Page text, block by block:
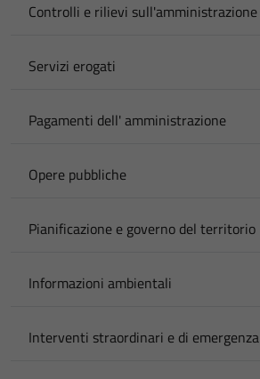
Controlli e rilievi sull'amministrazione
Servizi erogati
Pagamenti dell' amministrazione
Opere pubbliche
Pianificazione e governo del territorio
Informazioni ambientali
Interventi straordinari e di emergenza